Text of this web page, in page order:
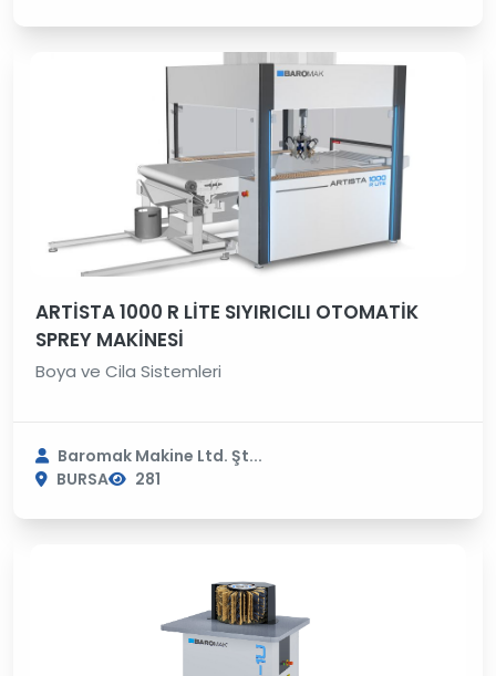
ARTİSTA 1000 R LİTE SIYIRICILI OTOMATİK
SPREY MAKİNESİ
Boya ve Cila Sistemleri
Baromak Makine Ltd. Şt...
BURSA
281